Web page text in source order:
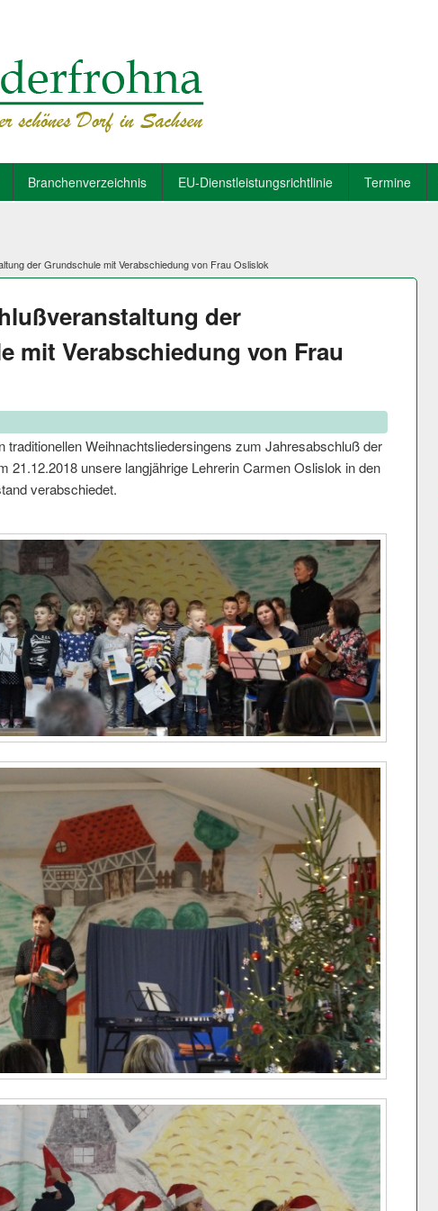
Branchenverzeichnis EU-Dienstleistungsrichtlinie Termine
der Grundschule mit Verabschiedung von Frau Oslislok
der
mit Verabschiedung von Frau
traditionellen Weihnachtslie­dersingens zum Jahresabschluß der
21.12.2018 unsere langjährige Lehrerin Carmen Oslislok in den
verabschiedet.